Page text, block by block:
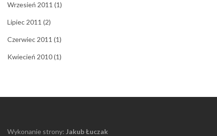
Wrzesień 2011 (1)
Lipiec 2011 (2)
Czerwiec 2011 (1)
Kwiecień 2010(1)
Wykonanie strony: Jakub Łuczak